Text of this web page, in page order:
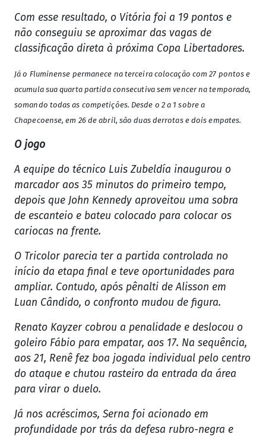
Com esse resultado, o Vitória foi a 19 pontos e
não conseguiu se aproximar das vagas de
classificação direta à próxima Copa Libertadores.
Já o Fluminense permanece na terceira colocação com 27 pontos e
acumula sua quarta partida consecutiva sem vencer na temporada,
somando todas as competições. Desde o 2 a 1 sobre a
Chapecoense, em 26 de abril, são duas derrotas e dois empates.
O jogo
A equipe do técnico Luis Zubeldía inaugurou o
marcador aos 35 minutos do primeiro tempo,
depois que John Kennedy aproveitou uma sobra
de escanteio e bateu colocado para colocar os
cariocas na frente.
O Tricolor parecia ter a partida controlada no
início da etapa final e teve oportunidades para
ampliar. Contudo, após pênalti de Alisson em
Luan Cândido, o confronto mudou de figura.
Renato Kayzer cobrou a penalidade e deslocou o
goleiro Fábio para empatar, aos 17. Na sequência,
aos 21, Renê fez boa jogada individual pelo centro
do ataque e chutou rasteiro da entrada da área
para virar o duelo.
Já nos acréscimos, Serna foi acionado em
profundidade por trás da defesa rubro-negra e